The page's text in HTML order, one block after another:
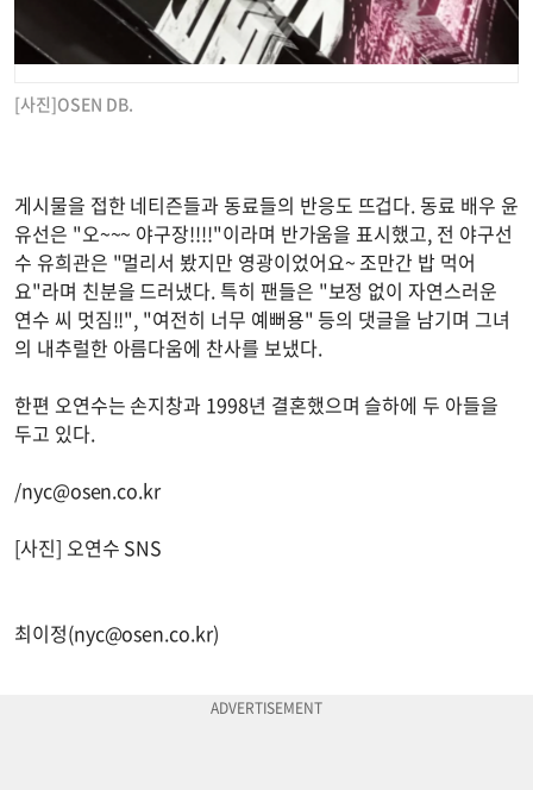
[사진]OSEN DB.
게시물을 접한 네티즌들과 동료들의 반응도 뜨겁다. 동료 배우 윤
유선은 "오~~~ 야구장!!!!"이라며 반가움을 표시했고, 전 야구선
수 유희관은 "멀리서 봤지만 영광이었어요~ 조만간 밥 먹어
요"라며 친분을 드러냈다. 특히 팬들은 "보정 없이 자연스러운
연수 씨 멋짐!!", "여전히 너무 예뻐용" 등의 댓글을 남기며 그녀
의 내추럴한 아름다움에 찬사를 보냈다.
한편 오연수는 손지창과 1998년 결혼했으며 슬하에 두 아들을
두고 있다.
/nyc@osen.co.kr
[사진] 오연수 SNS
최이정(nyc@osen.co.kr)